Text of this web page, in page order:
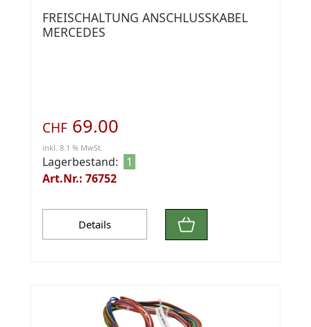
FREISCHALTUNG ANSCHLUSSKABEL
MERCEDES
CHF 69.00
inkl. 8.1 % MwSt.
Lagerbestand:
1
Art.Nr.: 76752
Details